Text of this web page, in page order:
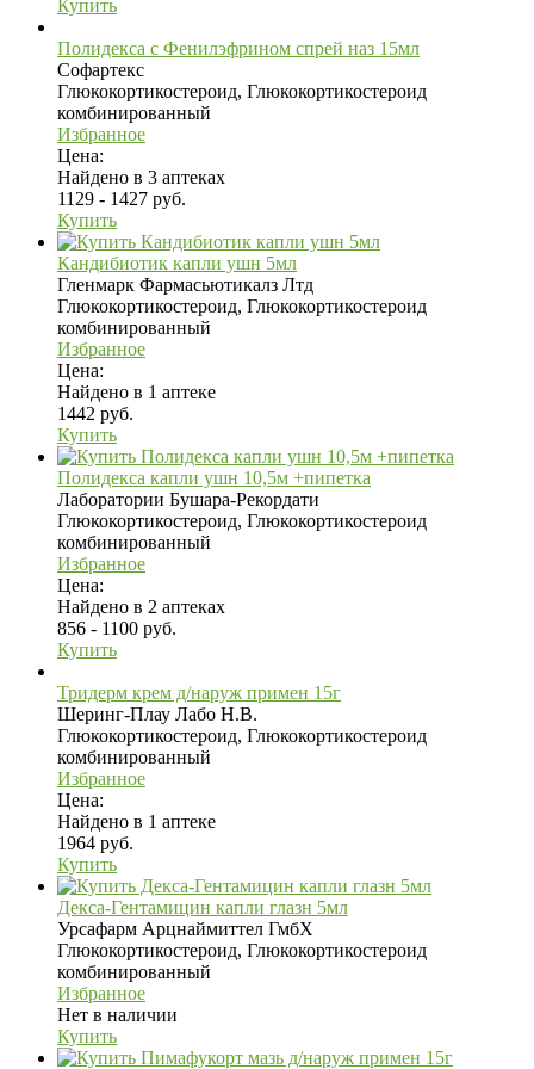
Купить
Полидекса с Фенилэфрином спрей наз 15мл
Софартекс
Глюкокортикостероид, Глюкокортикостероид
комбинированный
Избранное
Цена:
Найдено в 3 аптеках
1129 - 1427 руб.
Купить
Кандибиотик капли ушн 5мл
Гленмарк Фармасьютикалз Лтд
Глюкокортикостероид, Глюкокортикостероид
комбинированный
Избранное
Цена:
Найдено в 1 аптеке
1442 руб.
Купить
Полидекса капли ушн 10,5м +пипетка
Лаборатории Бушара-Рекордати
Глюкокортикостероид, Глюкокортикостероид
комбинированный
Избранное
Цена:
Найдено в 2 аптеках
856 - 1100 руб.
Купить
Тридерм крем д/наруж примен 15г
Шеринг-Плау Лабо Н.В.
Глюкокортикостероид, Глюкокортикостероид
комбинированный
Избранное
Цена:
Найдено в 1 аптеке
1964 руб.
Купить
Декса-Гентамицин капли глазн 5мл
Урсафарм Арцнаймиттел ГмбХ
Глюкокортикостероид, Глюкокортикостероид
комбинированный
Избранное
Нет в наличии
Купить